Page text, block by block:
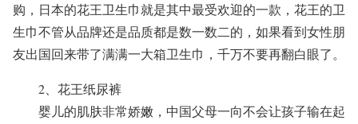
购，日本的花王卫生巾就是其中最受欢迎的一款，花王的卫
生巾不管从品牌还是品质都是数一数二的，如果看到女性朋
友出国回来带了满满一大箱卫生巾，千万不要再翻白眼了。
2、花王纸尿裤
婴儿的肌肤非常娇嫩，中国父母一向不会让孩子输在起